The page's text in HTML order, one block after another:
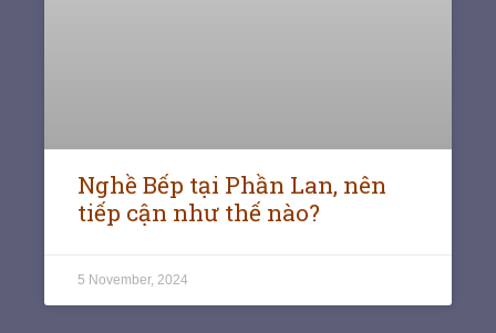
Nghề Bếp tại Phần Lan, nên
tiếp cận như thế nào?
5 November, 2024